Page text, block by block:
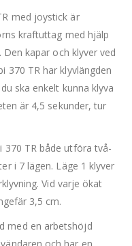
med joystick är
kraftuttag med hjälp
kapar och klyver ved
370 TR har klyvlängden
ska enkelt kunna klyva
är 4,5 sekunder, tur
370 TR både utföra två-
i 7 lägen. Läge 1 klyver
Vid varje ökat
3,5 cm.
med en arbetshöjd